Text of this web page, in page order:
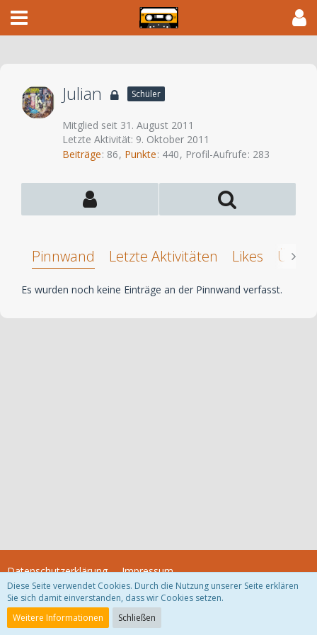
Julian Schüler
Mitglied seit 31. August 2011
Letzte Aktivität: 9. Oktober 2011
Beiträge 86 Punkte 440 Profil-Aufrufe 283
Pinnwand Letzte Aktivitäten Likes Über
Es wurden noch keine Einträge an der Pinnwand verfasst.
Datenschutzerklärung Impressum
Community-Software:
Diese Seite verwendet Cookies. Durch die Nutzung unserer Seite erklären
Sie sich damit einverstanden, dass wir Cookies setzen.
Weitere Informationen
Schließen